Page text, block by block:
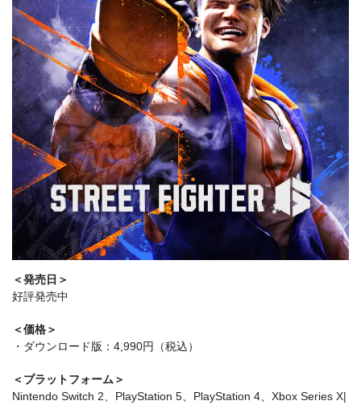
＜発売日＞
好評発売中
＜価格＞
・ダウンロード版：4,990円（税込）
＜プラットフォーム＞
Nintendo Switch 2、PlayStation 5、PlayStation 4、Xbox Series X|